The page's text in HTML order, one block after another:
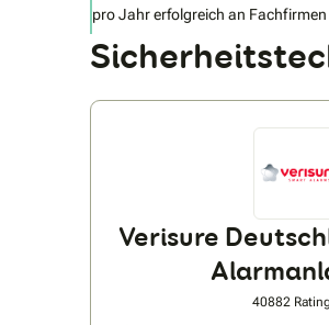
pro Jahr erfolgreich an Fachfirmen
Verisure
40882